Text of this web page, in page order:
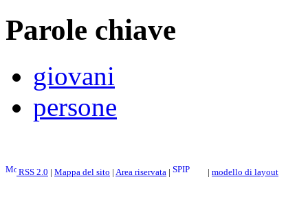
Parole chiave
giovani
persone
RSS 2.0 | Mappa del sito | Area riservata | | modello di layout